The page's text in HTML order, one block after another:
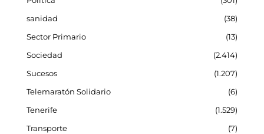
sanidad
38
Sector Primario
13
Sociedad
2.414
Sucesos
1.207
Telemaratón Solidario
6
Tenerife
1.529
Transporte
7